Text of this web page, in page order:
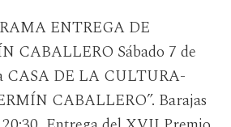
ENTREGA DE
CABALLERO Sábado 7 de
CASA DE LA CULTURA-
CABALLERO”. Barajas